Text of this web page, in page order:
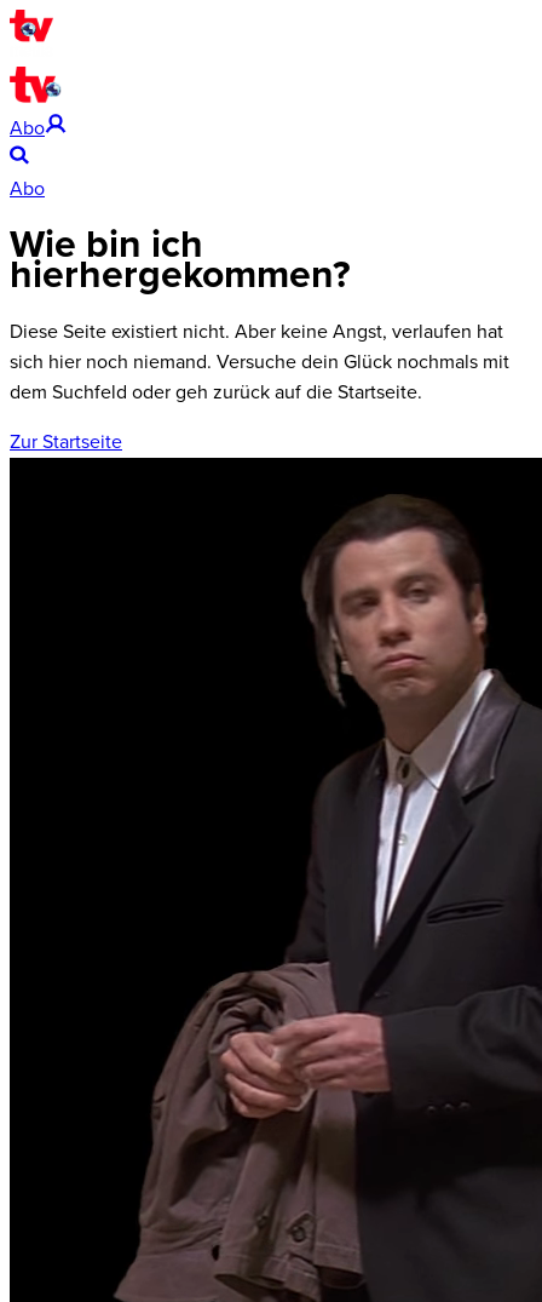
Abo
Abo
Wie bin ich
hierhergekommen?
Diese Seite existiert nicht. Aber keine Angst, verlaufen hat
sich hier noch niemand. Versuche dein Glück nochmals mit
dem Suchfeld oder geh zurück auf die Startseite.
Zur Startseite